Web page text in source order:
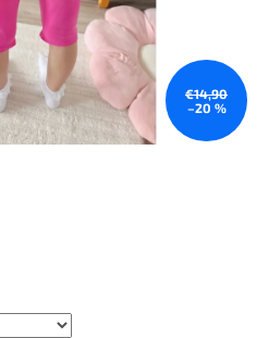
€14,90
–20 %